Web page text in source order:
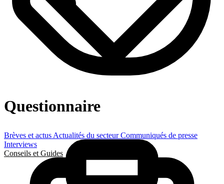
Brèves et actus Actualités du secteurCommuniqués de presse
Interviews
Conseils et Guides
Questionnaire